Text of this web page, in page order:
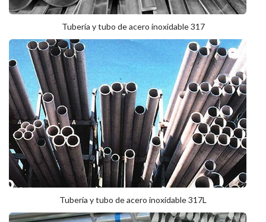
Tubería y tubo de acero inoxidable 317
Tubería y tubo de acero inoxidable 317L